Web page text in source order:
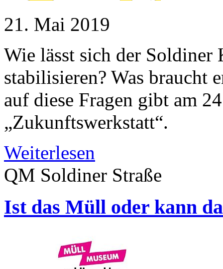
21. Mai 2019
Wie lässt sich der
stabilisieren? Was braucht
auf diese Fragen gibt am
„Zukunftswerkstatt“.
Weiterlesen
QM Soldiner Straße
Ist das Müll oder kann